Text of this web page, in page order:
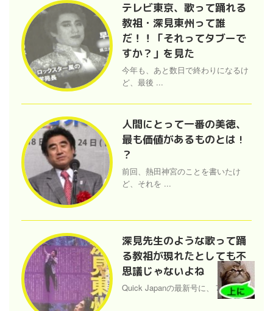
テレビ東京、歌って踊れる
教祖・深見東州って誰
だ！！「それってタブーで
すか？」を見た
今年も、あと数日で終わりになるけ
ど、最後 ...
人間にとって一番の美徳、
最も価値があるものとは !
？
前回、熱田神宮のことを書いたけ
ど、それを ...
深見先生のような歌って踊
る教祖が現れたとしても不
思議じゃないよね
Quick Japanの最新号に、７月に ...